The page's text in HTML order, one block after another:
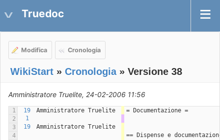
Truedoc
Modifica Cronologia
WikiStart » Cronologia» Versione 38
Amministratore Truelite, 24-02-2006 11:56
1 19 Amministratore Truelite
= Documentazione =
2
1
3
19
Amministratore Truelite
4
== Dispense e